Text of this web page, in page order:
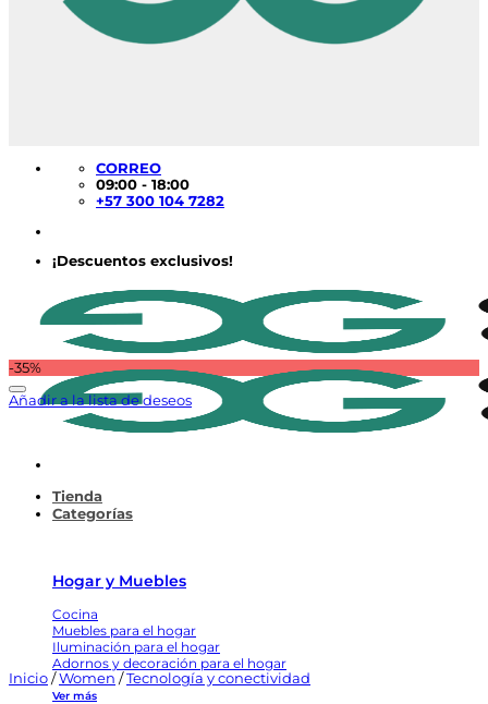
CORREO
09:00 - 18:00
+57 300 104 7282
¡Descuentos exclusivos!
Tienda
Categorías
Hogar y Muebles
Cocina
Muebles para el hogar
Iluminación para el hogar
Adornos y decoración para el hogar
Ver más
-35%
Añadir a la lista de deseos
Inicio / Women / Tecnología y conectividad